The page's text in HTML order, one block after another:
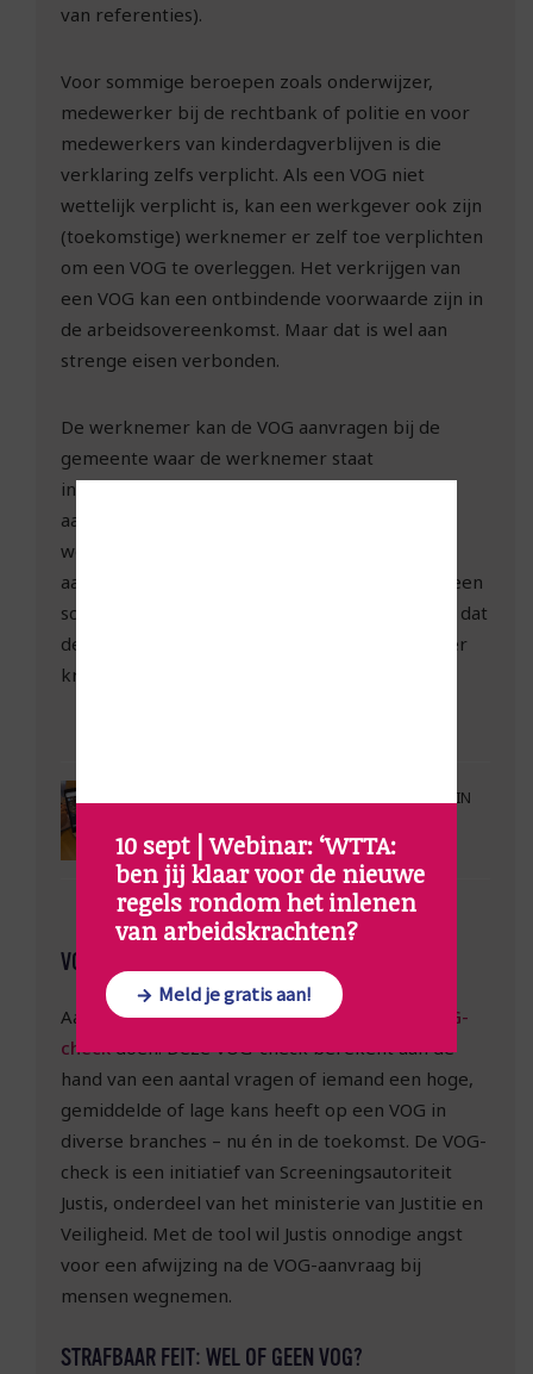
van referenties).
Voor sommige beroepen zoals onderwijzer,
medewerker bij de rechtbank of politie en voor
medewerkers van kinderdagverblijven is die
verklaring zelfs verplicht. Als een VOG niet
wettelijk verplicht is, kan een werkgever ook zijn
(toekomstige) werknemer er zelf toe verplichten
om een VOG te overleggen. Het verkrijgen van
een VOG kan een ontbindende voorwaarde zijn in
de arbeidsovereenkomst. Maar dat is wel aan
strenge eisen verbonden.
De werknemer kan de VOG aanvragen bij de
gemeente waar de werknemer staat
ingeschreven of digitaal via Justis. Een digitale
aanvraag is goedkoper en kost minder tijd en
werk. Als werkgever zet je daarvoor de VOG-
aanvraag online klaar voor de werknemer. Bij een
schriftelijke aanvraag via de gemeente zorg je dat
de werknemer het papieren aanvraagformulier
krijgt.
NEEM RAZENDSNEL NIEUW PERSONEEL IN
Oplossing voor de horeca!
VOG-CHECK DOOR WERKNEMER
Aankomend werknemers kunnen zelf een
VOG-
checkdoen. Deze VOG-check berekent aan de
hand van een aantal vragen of iemand een hoge,
gemiddelde of lage kans heeft op een VOG in
diverse branches – nu én in de toekomst. De VOG-
check is een initiatief van Screeningsautoriteit
Justis, onderdeel van het ministerie van Justitie en
Veiligheid. Met de tool wil Justis onnodige angst
voor een afwijzing na de VOG-aanvraag bij
mensen wegnemen.
STRAFBAAR FEIT: WEL OF GEEN VOG?
10 sept | Webinar: ‘WTTA:
ben jij klaar voor de nieuwe
regels rondom het inlenen
van arbeidskrachten?
Meld je gratis aan!